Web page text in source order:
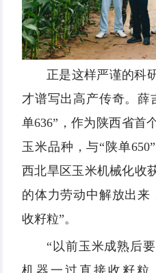
正是这样严谨的科
才谱写出高产传奇。薛
单636”，作为陕西省首
玉米品种，与“陕单
西北旱区玉米机械化收
的体力劳动中解放出来
收籽粒”。
“以前玉米成熟后